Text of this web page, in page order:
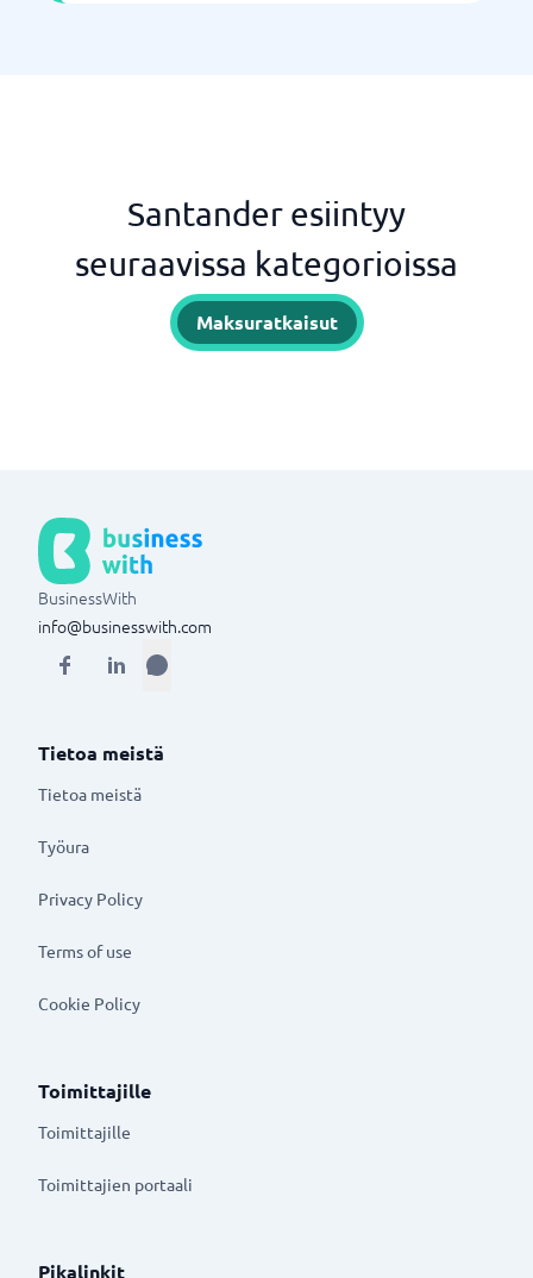
Santander esiintyy
seuraavissa kategorioissa
Maksuratkaisut
BusinessWith
info@businesswith.com
Tietoa meistä
Tietoa meistä
Työura
Privacy Policy
Terms of use
Cookie Policy
Toimittajille
Toimittajille
Toimittajien portaali
Pikalinkit